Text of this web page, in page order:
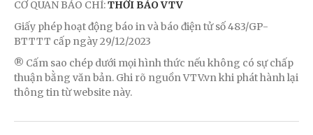
CƠ QUAN BÁO CHÍ:THỜI BÁO VTV
Giấy phép hoạt động báo in và báo điện tử số 483/GP-
BTTTT cấp ngày 29/12/2023
® Cấm sao chép dưới mọi hình thức nếu không có sự chấp
thuận bằng văn bản. Ghi rõ nguồn VTV.vn khi phát hành lại
thông tin từ website này.